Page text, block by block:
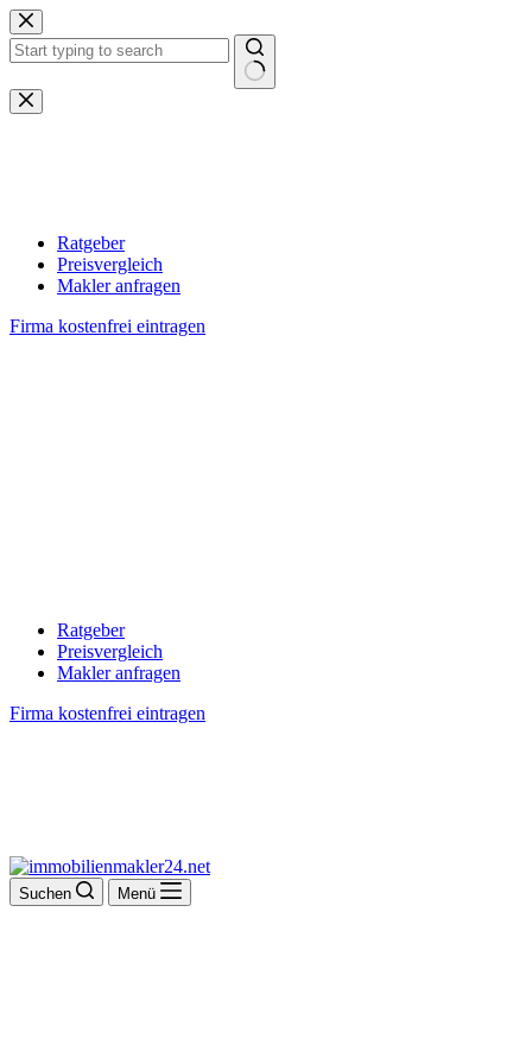
Zum
Inhalt
springen
Keine
Ergebnisse
Ratgeber
Preisvergleich
Makler anfragen
Firma kostenfrei eintragen
Ratgeber
Preisvergleich
Makler anfragen
Firma kostenfrei eintragen
Suchen Menü